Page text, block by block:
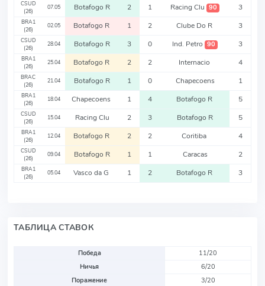
CSUD
(26)
07.05 Botafogo R 2 1 Racing Clu 90 3
BRA1
(26)
02.05 Botafogo R 1 2 Clube Do R 3
CSUD
(26)
28.04 Botafogo R 3 0 Ind. Petro 90 3
BRA1
(26)
25.04 Botafogo R 2 2 Internacio 4
BRAC
(26)
21.04 Botafogo R 1 0 Chapecoens 1
BRA1
(26)
18.04 Chapecoens 1 4 Botafogo R 5
CSUD
(26)
15.04 Racing Clu 2 3 Botafogo R 5
BRA1
(26)
12.04 Botafogo R 2 2 Coritiba 4
CSUD
(26)
09.04 Botafogo R 1 1 Caracas 2
BRA1
(26)
05.04 Vasco da G 1 2 Botafogo R 3
ТАБЛИЦА СТАВОК
Победа
11/20
Ничья
6/20
Поражение
3/20